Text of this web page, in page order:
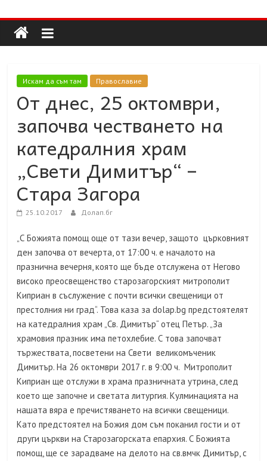
to
content
Долап
БГ
култура|
пътешествия|
мода|
събития|
кухня|
реклама|
минало|
Искам да съм там Православие
От днес, 25 октомври,
започва честването на
катедралния храм
„Свети Димитър“ –
Стара Загора
25.10.2017 Долап.бг
„С Божията помощ още от тази вечер, защото църковният
ден започва от вечерта, от 17:00 ч. е началото на
празнична вечерня, която ще бъде отслужена от Негово
високо преосвещенство старозагорският митрополит
Киприан в съслужение с почти всички свещеници от
престолния ни град“. Това каза за dolаp.bg предстоятелят
на катедралния храм „Св. Димитър“ отец Петър. „За
храмовия празник има петохлебие. С това започват
тържествата, посветени на Свети великомъченик
Димитър. На 26 октомври 2017 г. в 9:00 ч. Митрополит
Киприан ще отслужи в храма празничната утрина, след
което ще започне и светата литургия. Кулминацията на
нашата вяра е пречистяването на всички свещеници.
Като предстоятел на Божия дом съм поканил гости и от
други църкви на Старозагорската епархия. С Божията
помощ, ще се зарадваме на делото на св.вмчк Димитър, с